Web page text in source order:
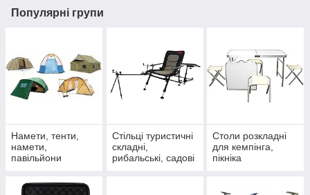
Популярні групи
Намети, тенти,
намети,
павільйони
Стільці туристичні
складні,
рибальські, садові
Столи розкладні
для кемпінга,
пікніка